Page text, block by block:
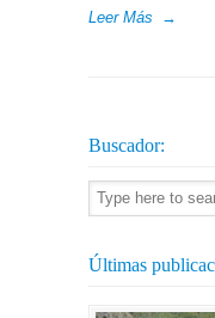
Leer Más →
Buscador:
Últimas